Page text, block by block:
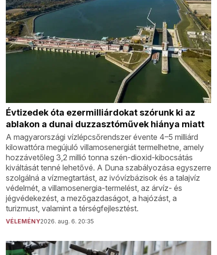
Évtizedek óta ezermilliárdokat szórunk ki az
ablakon a dunai duzzasztóművek hiánya miatt
A magyarországi vízlépcsőrendszer évente 4–5 milliárd
kilowattóra megújuló villamosenergiát termelhetne, amely
hozzávetőleg 3,2 millió tonna szén-dioxid-kibocsátás
kiváltását tenné lehetővé. A Duna szabályozása egyszerre
szolgálná a vízmegtartást, az ivóvízbázisok és a talajvíz
védelmét, a villamosenergia-termelést, az árvíz- és
jégvédekezést, a mezőgazdaságot, a hajózást, a
turizmust, valamint a térségfejlesztést.
VÉLEMÉNY2026. aug. 6. 20:35